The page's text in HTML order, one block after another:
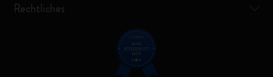
Rechtliches